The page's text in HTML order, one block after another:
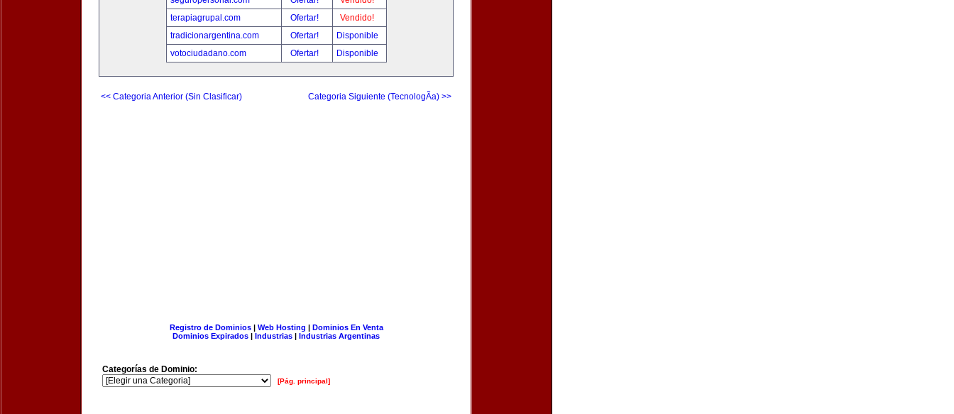
terapiagrupal.com
Ofertar!
Vendido!
tradicionargentina.com
Ofertar!
Disponible
votociudadano.com
Ofertar! Disponible
<< Categoria Anterior (Sin Clasificar) Categoria Siguiente (TecnologÃ­a) >>
Registro de Dominios| Web Hosting | Dominios En Venta
Dominios Expirados | Industrias | Industrias Argentinas
Categorías de Dominio:
[Pág. principal]